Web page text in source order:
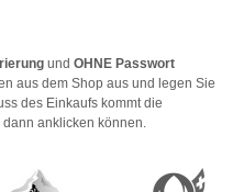
und OHNE Passwort
aus dem Shop aus und legen Sie
des Einkaufs kommt die
dann anklicken können.